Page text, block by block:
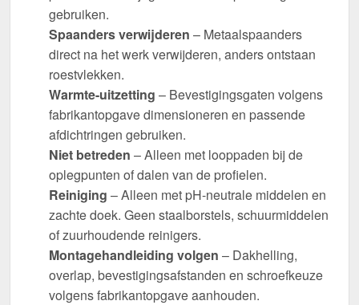
gebruiken.
Spaanders verwijderen – Metaalspaanders
direct na het werk verwijderen, anders ontstaan
roestvlekken.
Warmte-uitzetting – Bevestigingsgaten volgens
fabrikantopgave dimensioneren en passende
afdichtringen gebruiken.
Niet betreden – Alleen met looppaden bij de
oplegpunten of dalen van de profielen.
Reiniging – Alleen met pH-neutrale middelen en
zachte doek. Geen staalborstels, schuurmiddelen
of zuurhoudende reinigers.
Montagehandleiding volgen – Dakhelling,
overlap, bevestigingsafstanden en schroefkeuze
volgens fabrikantopgave aanhouden.